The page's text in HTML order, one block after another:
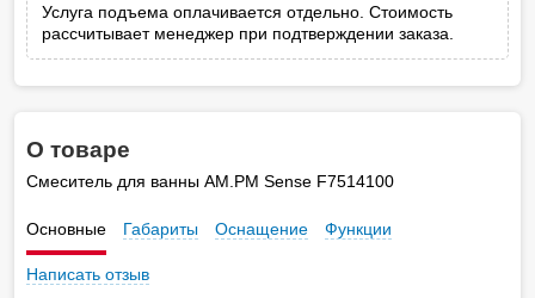
Услуга подъема оплачивается отдельно. Стоимость
рассчитывает менеджер при подтверждении заказа.
О товаре
Смеситель для ванны AM.PM Sense F7514100
Основные Габариты Оснащение Функции
Написать отзыв